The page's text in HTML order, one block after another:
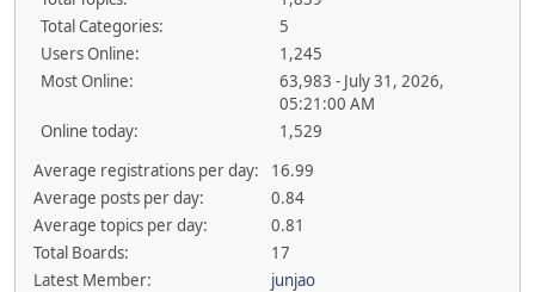
Total Categories:
5
Users Online:
1,245
Most Online:
63,983 - July 31, 2026,
05:21:00 AM
Online today:
1,529
Average registrations per day:
16.99
Average posts per day:
0.84
Average topics per day:
0.81
Total Boards:
17
Latest Member:
junjao